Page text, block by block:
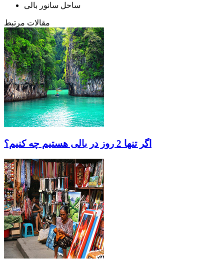
ساحل سانور بالی
مقالات مرتبط
اگر تنها 2 روز در بالی هستیم چه کنیم؟